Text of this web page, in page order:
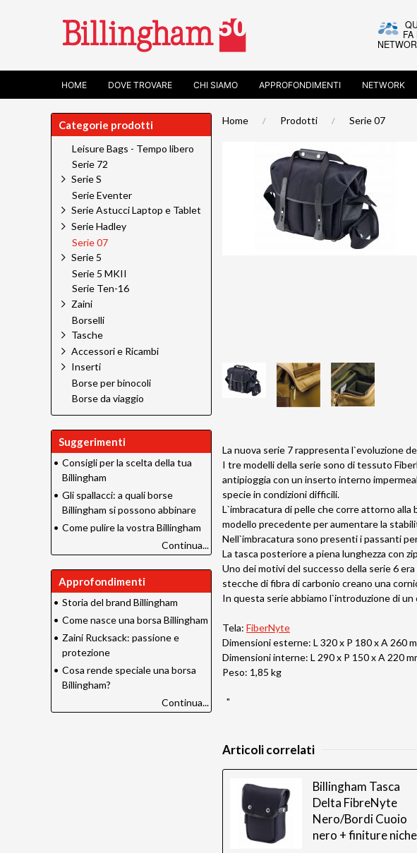
HOME DOVE TROVARE CHI SIAMO APPROFONDIMENTI NETWORK
Home Prodotti Serie 07
La nuova serie 7 rappresenta l`evoluzione
I tre modelli della serie sono di tessuto
antipioggia con un inserto interno
specie in condizioni difficili.
L`imbracatura di pelle che corre attorno
modello precedente per aumentare la
Nell`imbracatura sono presenti i passanti
La tasca posteriore a piena lunghezza con
Uno dei motivi del successo della serie 6
stecche di fibra di carbonio creano una
In questa serie abbiamo l`introduzione di
Tela: FiberNyte
Dimensioni esterne: L 320 x P 180 x A 260
Dimensioni interne: L 290 x P 150 x A 220
Peso: 1,85 kg
"
Articoli correlati
Billingham Tasca
Delta FibreNyte
Nero/Bordi Cuoio
nero + finiture
Categorie prodotti
Leisure Bags - Tempo libero
Serie 72
Serie S
Serie Eventer
Serie Astucci Laptop e Tablet
Serie Hadley
Serie 07
Serie 5
Serie 5 MKII
Serie Ten-16
Zaini
Borselli
Tasche
Accessori e Ricambi
Inserti
Borse per binocoli
Borse da viaggio
Suggerimenti
• Consigli per la scelta della tua
Billingham
• Gli spallacci: a quali borse
Billingham si possono abbinare
• Come pulire la vostra Billingham
Continua...
Approfondimenti
• Storia del brand Billingham
• Come nasce una borsa Billingham
• Zaini Rucksack: passione e
protezione
• Cosa rende speciale una borsa
Billingham?
Continua...